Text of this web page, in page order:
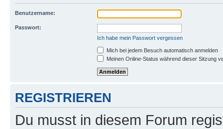
Benutzername:
Passwort:
Ich habe mein Passwort vergessen
Mich bei jedem Besuch automatisch anmelden
Meinen Online-Status während dieser Sitzung
REGISTRIEREN
Du musst in diesem Forum